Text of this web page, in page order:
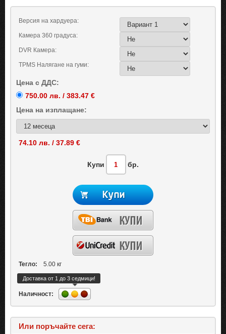
Версия на хардуера:
Камера 360 градуса:
DVR Камера:
TPMS Налягане на гуми:
Цена с ДДС:
750.00 лв. / 383.47 €
Цена на изплащане:
74.10 лв. / 37.89 €
Купи бр.
Тегло: 5.00 кг
Наличност:
Доставка от 1 до 3 седмици!
Или поръчайте сега: